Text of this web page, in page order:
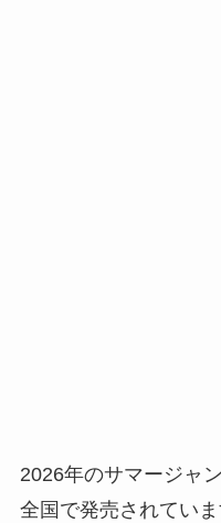
2026年のサマージャ
全国で発売されていま